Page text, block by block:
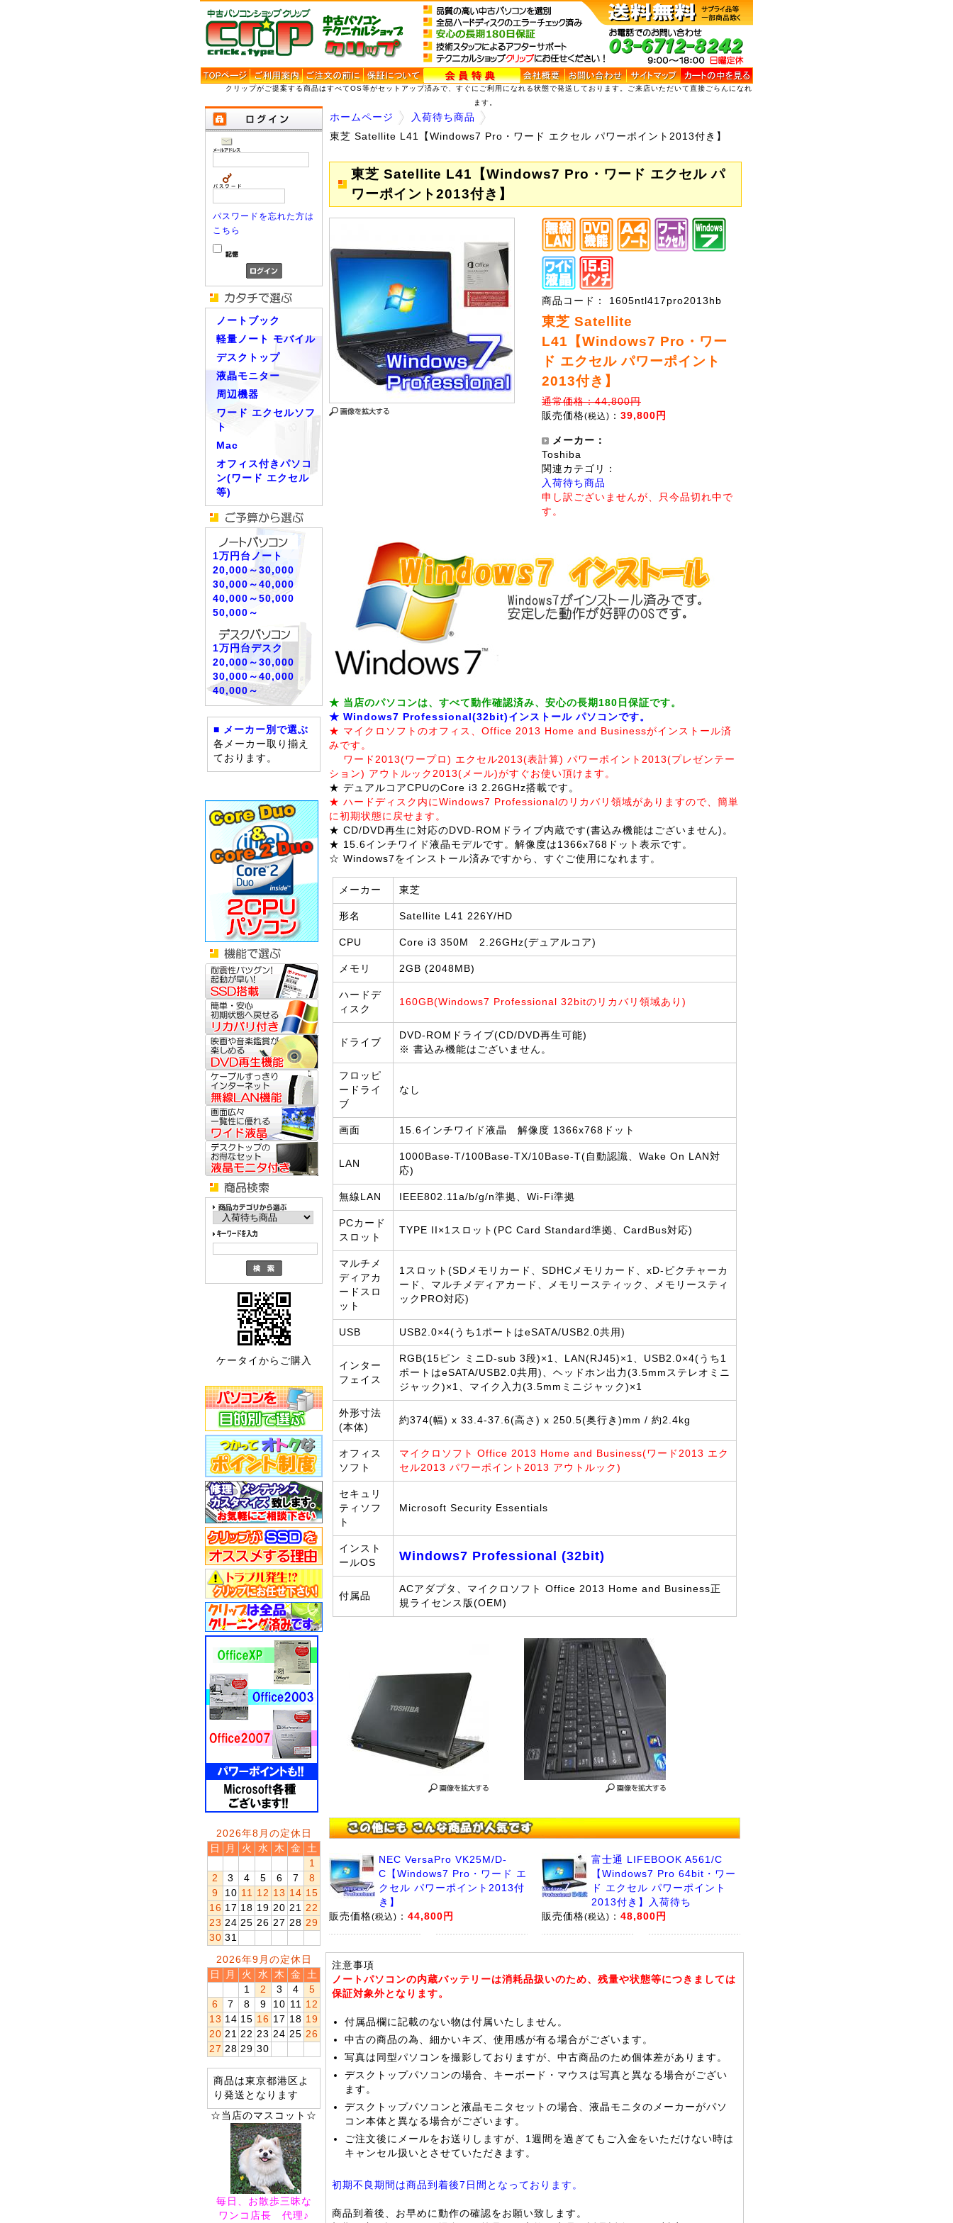
クリップがご提案する商品はすべてOS等がセットアップ済みで、すぐにご利用になれる状態で発送しております。ご来店いただいて直接ごらんになれ
ます。
パスワードを忘れた方は
こちら
ノートブック
軽量ノート モバイル
デスクトップ
液晶モニター
周辺機器
ワード エクセルソフ
ト
Mac
オフィス付きパソコ
ン(ワード エクセル
等)
1万円台ノート
20,000～30,000
30,000～40,000
40,000～50,000
50,000～
1万円台デスク
20,000～30,000
30,000～40,000
40,000～
■ メーカー別で選ぶ
各メーカー取り揃え
ております。
ケータイからご購入
2026年8月の定休日
日
月 火 水 木 金
土
1
2
3 4 5 6 7
8
9
10 11 12 13 14 15
16 17 18 19 20 21 22
23 24 25 26 27 28 29
30 31
2026年9月の定休日
日
月 火 水 木 金
土
1
2 3 4
5
6
7 8 9 10 11 12
13 14 15 16 17 18 19
20 21 22 23 24 25 26
27 28 29 30
商品は東京都港区よ
り発送となります
☆当店のマスコット☆
毎日、お散歩三昧な
ワンコ店長 代理♪
ホームページ
入荷待ち商品
東芝 Satellite L41【Windows7 Pro・ワード エクセル パワーポイント2013付き】
東芝 Satellite L41【Windows7 Pro・ワード エクセル パ
ワーポイント2013付き】
商品コード： 1605ntl417pro2013hb
東芝 Satellite
L41【Windows7 Pro・ワー
ド エクセル パワーポイント
2013付き】
通常価格：44,800円
販売価格(税込) ： 39,800円
メーカー：
Toshiba
関連カテゴリ：
入荷待ち商品
申し訳ございませんが、只今品切れ中で
す。
★ 当店のパソコンは、すべて動作確認済み、安心の長期180日保証です。
★ Windows7 Professional(32bit)インストール パソコンです。
★ マイクロソフトのオフィス、Office 2013 Home and Businessがインストール済
みです。
ワード2013(ワープロ) エクセル2013(表計算) パワーポイント2013(プレゼンテー
ション) アウトルック2013(メール)がすぐお使い頂けます。
★ デュアルコアCPUのCore i3 2.26GHz搭載です。
★ ハードディスク内にWindows7 Professionalのリカバリ領域がありますので、簡単
に初期状態に戻せます。
★ CD/DVD再生に対応のDVD-ROMドライブ内蔵です(書込み機能はございません)。
★ 15.6インチワイド液晶モデルです。解像度は1366x768ドット表示です。
☆ Windows7をインストール済みですから、すぐご使用になれます。
メーカー 東芝
形名 Satellite L41 226Y/HD
CPU Core i3 350M 2.26GHz(デュアルコア)
メモリ 2GB (2048MB)
ハードデ
ィスク
160GB(Windows7 Professional 32bitのリカバリ領域あり)
ドライブ
DVD-ROMドライブ(CD/DVD再生可能)
※ 書込み機能はございません。
フロッピ
ードライ
ブ
なし
画面 15.6インチワイド液晶 解像度 1366x768ドット
LAN
1000Base-T/100Base-TX/10Base-T(自動認識、Wake On LAN対
応)
無線LAN IEEE802.11a/b/g/n準拠、Wi-Fi準拠
PCカード
スロット
TYPE II×1スロット(PC Card Standard準拠、CardBus対応)
マルチメ
ディアカ
ードスロ
ット
1スロット(SDメモリカード、SDHCメモリカード、xD-ピクチャーカ
ード、マルチメディアカード、メモリースティック、メモリースティ
ックPRO対応)
USB USB2.0×4(うち1ポートはeSATA/USB2.0共用)
インター
フェイス
RGB(15ピン ミニD-sub 3段)×1、LAN(RJ45)×1、USB2.0×4(うち1
ポートはeSATA/USB2.0共用)、ヘッドホン出力(3.5mmステレオミニ
ジャック)×1、マイク入力(3.5mmミニジャック)×1
外形寸法
(本体)
約374(幅) x 33.4-37.6(高さ) x 250.5(奥行き)mm / 約2.4kg
オフィス
ソフト
マイクロソフト Office 2013 Home and Business(ワード2013 エク
セル2013 パワーポイント2013 アウトルック)
セキュリ
ティソフ
ト
Microsoft Security Essentials
インスト
ールOS
Windows7 Professional (32bit)
付属品
ACアダプタ、マイクロソフト Office 2013 Home and Business正
規ライセンス版(OEM)
NEC VersaPro VK25M/D-
C【Windows7 Pro・ワード エ
クセル パワーポイント2013付
き】
販売価格(税込) ： 44,800円
富士通 LIFEBOOK A561/C
【Windows7 Pro 64bit・ワー
ド エクセル パワーポイント
2013付き】入荷待ち
販売価格(税込) ： 48,800円
注意事項
ノートパソコンの内蔵バッテリーは消耗品扱いのため、残量や状態等につきましては
保証対象外となります。
付属品欄に記載のない物は付属いたしません。
中古の商品の為、細かいキズ、使用感が有る場合がございます。
写真は同型パソコンを撮影しておりますが、中古商品のため個体差があります。
デスクトップパソコンの場合、キーボード・マウスは写真と異なる場合がござい
ます。
デスクトップパソコンと液晶モニタセットの場合、液晶モニタのメーカーがパソ
コン本体と異なる場合がございます。
ご注文後にメールをお送りしますが、1週間を過ぎてもご入金をいただけない時は
キャンセル扱いとさせていただきます。
初期不良期間は商品到着後7日間となっております。
商品到着後、お早めに動作の確認をお願い致します。